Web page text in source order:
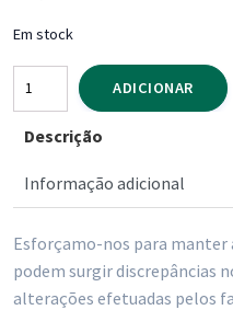
Em stock
Quantidade
de
Vinho
Unoaked
750
ADICIONAR
Descrição
Informação adicional
Esforçamo-nos para manter
podem surgir discrepâncias
alterações efetuadas pelos